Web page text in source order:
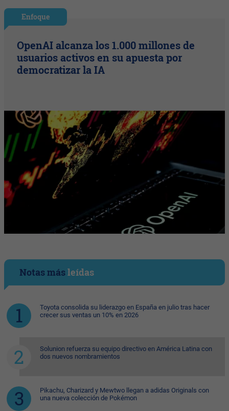
Enfoque
OpenAI alcanza los 1.000 millones de
usuarios activos en su apuesta por
democratizar la IA
Notas másleídas
Toyota consolida su liderazgo en España en julio tras hacer
crecer sus ventas un 10% en 2026
Solunion refuerza su equipo directivo en América Latina con
dos nuevos nombramientos
Pikachu, Charizard y Mewtwo llegan a adidas Originals con
una nueva colección de Pokémon